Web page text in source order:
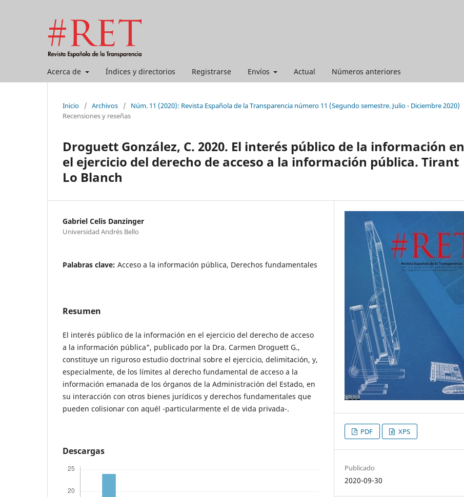
Acerca de Índices y directorios Registrarse Envíos Actual Números anteriores
Inicio / Archivos / Núm. 11 (2020): Revista Española de la Transparencia número 11 (Segundo semestre. Julio - Diciembre 2020)
Recensiones y reseñas
Droguett González, C. 2020. El interés público de la información en
el ejercicio del derecho de acceso a la información pública. Tirant
Lo Blanch
Gabriel Celis Danzinger
Universidad Andrés Bello
Palabras clave: Acceso a la información pública, Derechos fundamentales
Resumen
El interés público de la información en el ejercicio del derecho de acceso
a la información pública", publicado por la Dra. Carmen Droguett G.,
constituye un riguroso estudio doctrinal sobre el ejercicio, delimitación, y,
especialmente, de los límites al derecho fundamental de acceso a la
información emanada de los órganos de la Administración del Estado, en
su interacción con otros bienes jurídicos y derechos fundamentales que
pueden colisionar con aquél -particularmente el de vida privada-.
Descargas
PDF XPS
Publicado
2020-09-30